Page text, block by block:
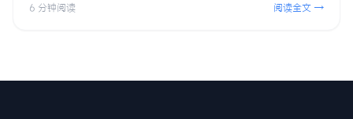
6 分钟阅读 阅读全文 →